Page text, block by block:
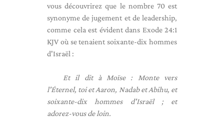
vous découvrirez que le nombre 70 est
synonyme de jugement et de leadership,
comme cela est évident dans Exode 24:1
KJV où se tenaient soixante-dix hommes
d'Israël :
Et il dit à Moïse : Monte vers
l'Éternel, toi et Aaron, Nadab et Abihu, et
soixante-dix hommes d'Israël ; et
adorez-vous de loin.